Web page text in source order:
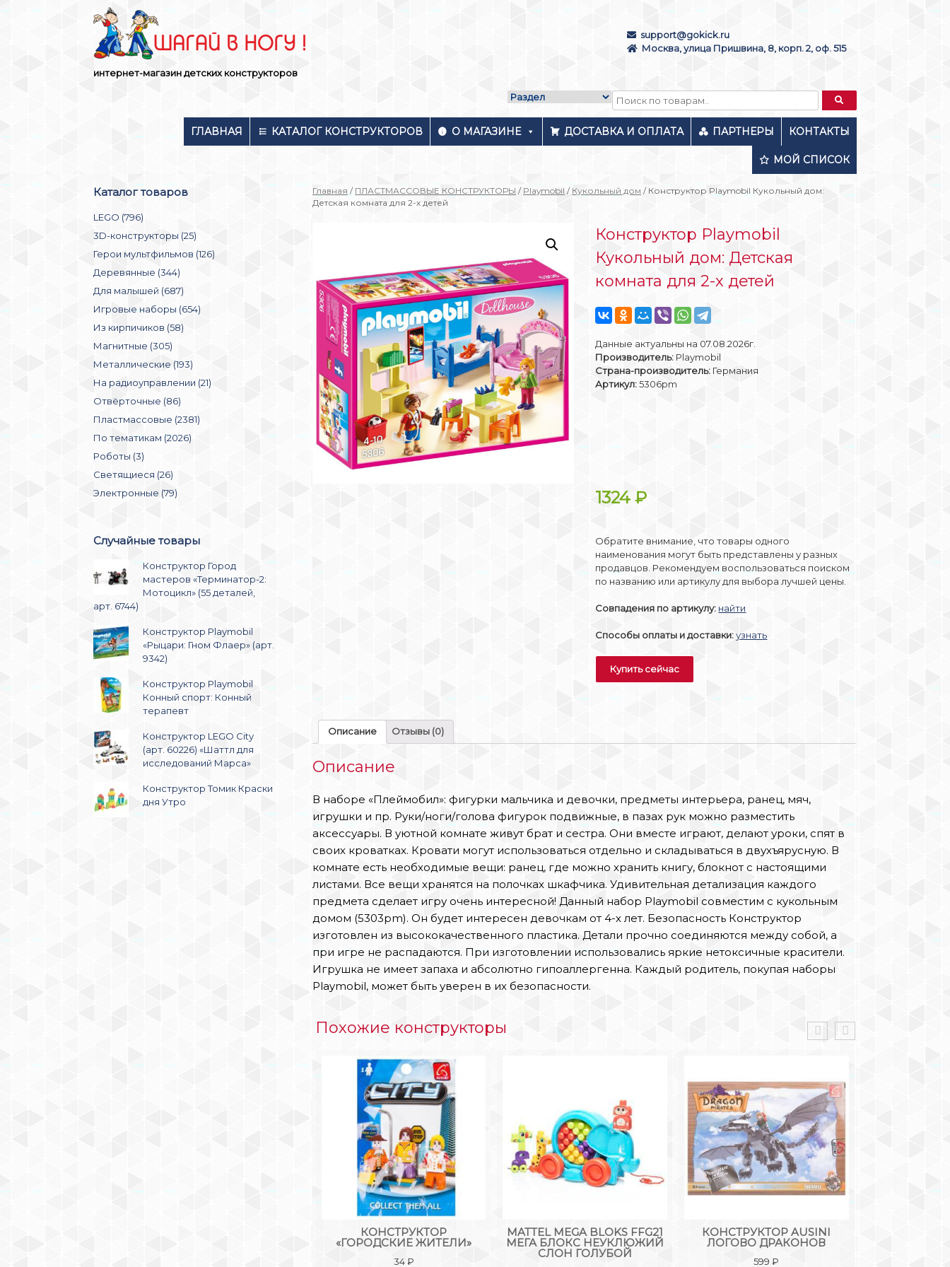
интернет-магазин детских конструкторов
support@gokick.ru
Москва, улица Пришвина, 8, корп. 2, оф. 515
ГЛАВНАЯ КАТАЛОГ КОНСТРУКТОРОВ О МАГАЗИНЕ ДОСТАВКА И ОПЛАТА ПАРТНЕРЫ КОНТАКТЫ
МОЙ СПИСОК
Главная / ПЛАСТМАССОВЫЕ КОНСТРУКТОРЫ / Playmobil / Кукольный дом / Конструктор Playmobil Кукольный дом:
Детская комната для 2-х детей
Конструктор Playmobil
Кукольный дом: Детская
комната для 2-х детей
Данные актуальны на 07.08.2026г.
Производитель: Playmobil
Страна-производитель: Германия
Артикул:5306pm
1324₽
Обратите внимание, что товары одного
наименования могут быть представлены у разных
продавцов. Рекомендуем воспользоваться поиском
по названию или артикулу для выбора лучшей цены.
Совпадения по артикулу: найти
Способы оплаты и доставки: узнать
Купить сейчас
Описание Отзывы (0)
Описание
В наборе «Плеймобил»: фигурки мальчика и девочки, предметы интерьера, ранец, мяч,
игрушки и пр. Руки/ноги/голова фигурок подвижные, в пазах рук можно разместить
аксессуары. В уютной комнате живут брат и сестра. Они вместе играют, делают уроки, спят в
своих кроватках. Кровати могут использоваться отдельно и складываться в двухъярусную. В
комнате есть необходимые вещи: ранец, где можно хранить книгу, блокнот с настоящими
листами. Все вещи хранятся на полочках шкафчика. Удивительная детализация каждого
предмета сделает игру очень интересной! Данный набор Playmobil совместим с кукольным
домом (5303pm). Он будет интересен девочкам от 4-х лет. Безопасность Конструктор
изготовлен из высококачественного пластика. Детали прочно соединяются между собой, а
при игре не распадаются. При изготовлении использовались яркие нетоксичные красители.
Игрушка не имеет запаха и абсолютно гипоаллергенна. Каждый родитель, покупая наборы
Playmobil, может быть уверен в их безопасности.
Похожие конструкторы
КОНСТРУКТОР
«ГОРОДСКИЕ ЖИТЕЛИ»
34₽
MATTEL MEGA BLOKS FFG21
МЕГА БЛОКС НЕУКЛЮЖИЙ
СЛОН ГОЛУБОЙ
КОНСТРУКТОР AUSINI
ЛОГОВО ДРАКОНОВ
599₽
Каталог товаров
LEGO (796)
3D-конструкторы (25)
Герои мультфильмов (126)
Деревянные (344)
Для малышей (687)
Игровые наборы (654)
Из кирпичиков (58)
Магнитные (305)
Металлические (193)
На радиоуправлении (21)
Отвёрточные (86)
Пластмассовые (2381)
По тематикам (2026)
Роботы (3)
Светящиеся (26)
Электронные (79)
Случайные товары
Конструктор Город
мастеров «Терминатор-2:
Мотоцикл» (55 деталей,
арт. 6744)
Конструктор Playmobil
«Рыцари: Гном Флаер» (арт.
9342)
Конструктор Playmobil
Конный спорт: Конный
терапевт
Конструктор LEGO City
(арт. 60226) «Шаттл для
исследований Марса»
Конструктор Томик Краски
дня Утро